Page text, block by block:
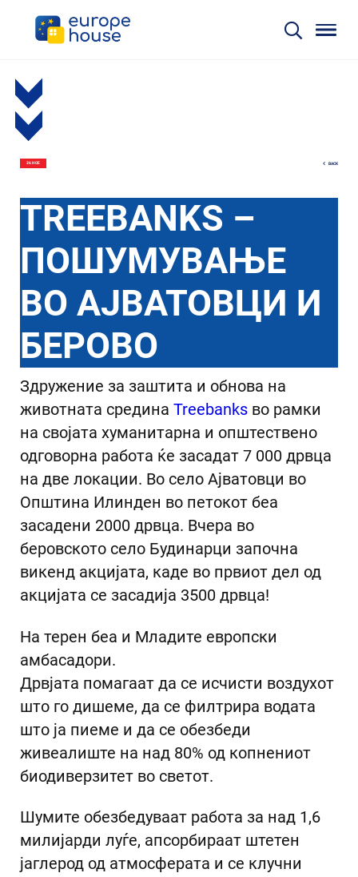
26 НОЕ BACK
TREEBANKS –
ПОШУМУВАЊЕ
ВО АЈВАТОВЦИ И
БЕРОВО
Здружение за заштита и обнова на
животната средина Treebanksво рамки
на својата хуманитарна и општествено
одговорна работа ќе засадат 7 000 дрвца
на две локации. Во село Ајватовци во
Општина Илинден во петокот беа
засадени 2000 дрвца. Вчера во
беровското село Будинарци започна
викенд акцијата, каде во првиот дел од
акцијата се засадија 3500 дрвца!
На терен беа и Младите европски
амбасадори.
Дрвјата помагаат да се исчисти воздухот
што го дишеме, да се филтрира водата
што ја пиеме и да се обезбеди
живеалиште на над 80% од копнениот
биодиверзитет во светот.
Шумите обезбедуваат работа за над 1,6
милијарди луѓе, апсорбираат штетен
јаглерод од атмосферата и се клучни